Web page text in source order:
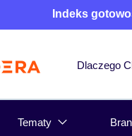
Indeks
Dlaczego
Tematy